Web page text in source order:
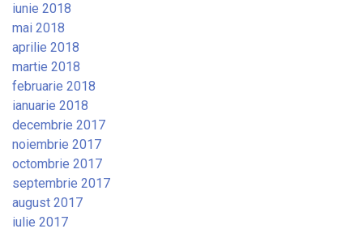
iunie 2018
mai 2018
aprilie 2018
martie 2018
februarie 2018
ianuarie 2018
decembrie 2017
noiembrie 2017
octombrie 2017
septembrie 2017
august 2017
iulie 2017